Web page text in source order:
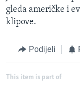
gleda američke i
klipove.
Podijeli
This item is part of